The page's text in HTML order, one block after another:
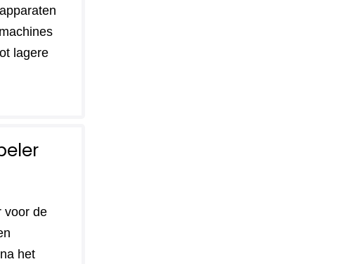
lagere
voor de
het